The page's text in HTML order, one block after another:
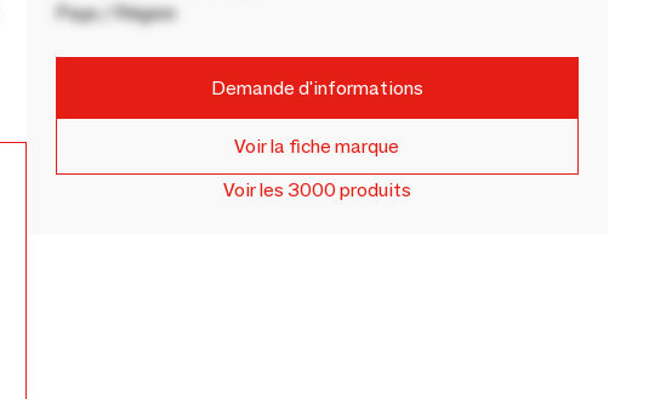
Pays / Région
Demande d'informations
Voir la fiche marque
Voir les 3000 produits